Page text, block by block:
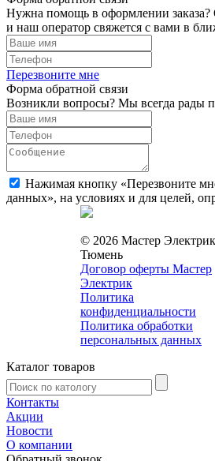
Нужна помощь в оформлении заказа?
и наш оператор свяжется с вами в
Перезвоните мне
Форма обратной связи
Возникли вопросы? Мы всегда рады
Нажимая кнопку «Перезвоните
данных», на условиях и для целей,
© 2026 Мастер Электрик
Тюмень
Договор оферты Мастер
Электрик
Политика
конфиденциальности
Политика обработки
персональных данных
Каталог товаров
Контакты
Акции
Новости
О компании